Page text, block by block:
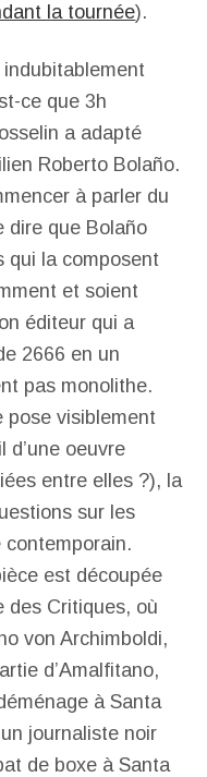
la tournée).
ce que 3h
a adapté
Roberto Bolaño.
à parler du
dire que Bolaño
qui la composent
et soient
éditeur qui a
2666 en un
pas monolithe.
pose visiblement
d’une oeuvre
entre elles ?), la
sur les
est découpée
des Critiques, où
von Archimboldi,
d’Amalfitano,
à Santa
journaliste noir
de boxe à Santa